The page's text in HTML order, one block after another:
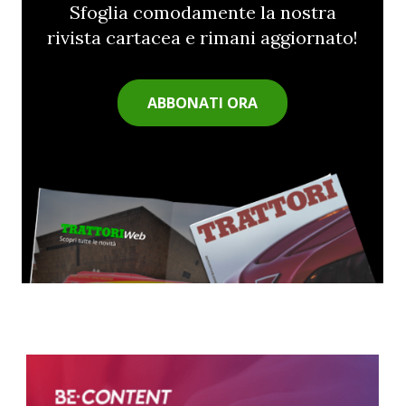
Sfoglia comodamente la nostra
rivista cartacea e rimani aggiornato!
ABBONATI ORA